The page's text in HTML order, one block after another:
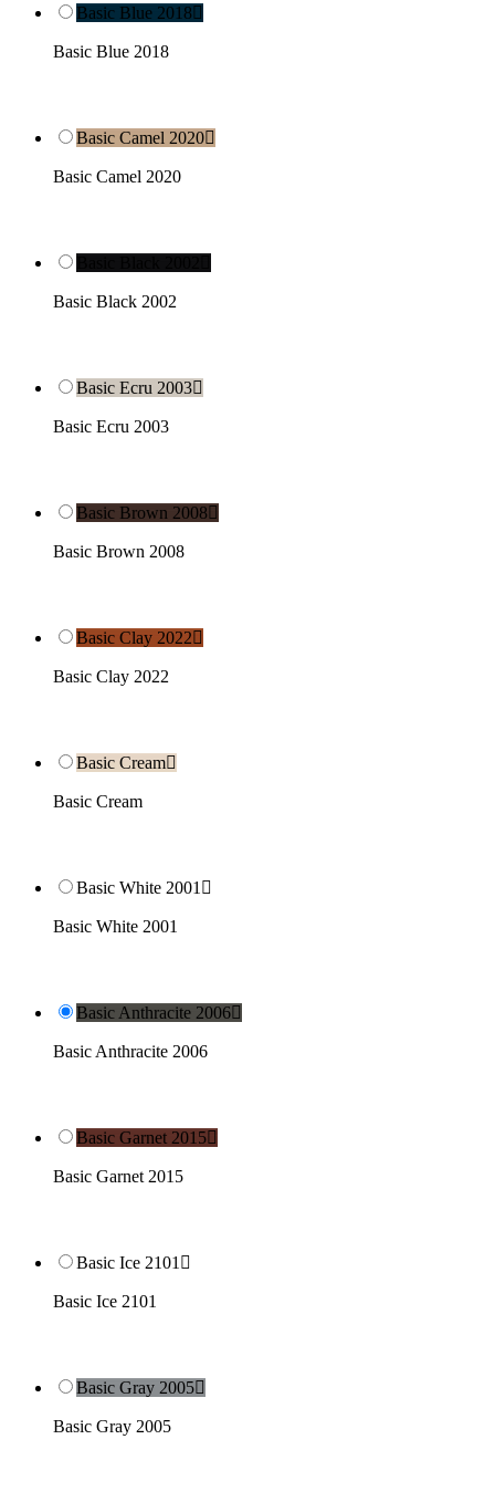
Basic Blue 2018
Basic Blue 2018
Basic Camel 2020
Basic Camel 2020
Basic Black 2002
Basic Ecru 2003
Basic Ecru 2003
Basic Brown 2008
Basic Brown 2008
Basic Clay 2022
Basic Clay 2022
Basic Cream
Basic Cream
Basic White 2001 
Basic White 2001
Basic Anthracite 2006
Basic Anthracite 2006
Basic Garnet 2015
Basic Garnet 2015
Basic Ice 2101 
Basic Ice 2101
Basic Gray 2005
Basic Gray 2005